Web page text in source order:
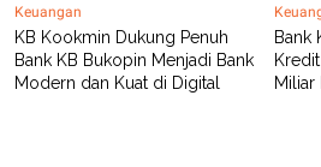
K
G
M
E
D
Keuangan
KB Kookmin Dukung Penuh
Bank KB Bukopin Menjadi Bank
Modern dan Kuat di Digital
Bank
Miliar